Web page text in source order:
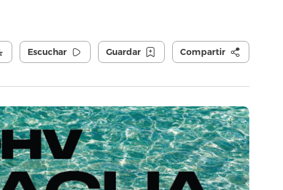
Escuchar Guardar Compartir